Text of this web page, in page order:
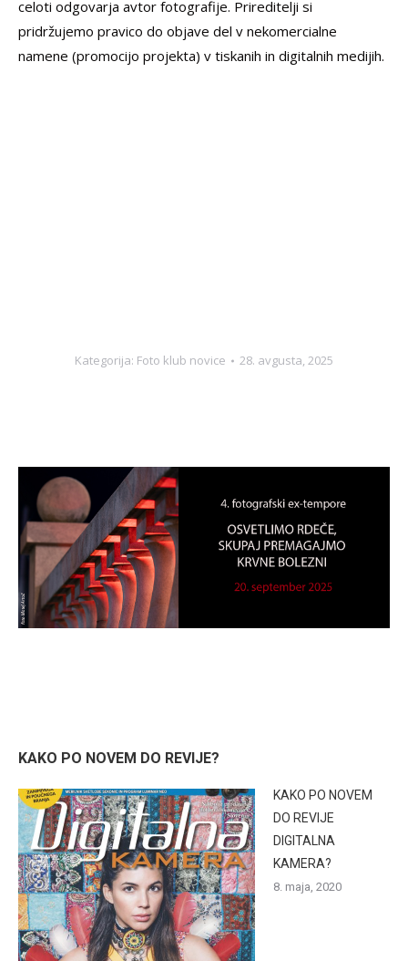
celoti odgovarja avtor fotografije. Prireditelji si
pridržujemo pravico do objave del v nekomercialne
namene (promocijo projekta) v tiskanih in digitalnih medijih.
Kategorija: Foto klub novice 28. avgusta, 2025
KAKO PO NOVEM DO REVIJE?
KAKO PO NOVEM
DO REVIJE
DIGITALNA
KAMERA?
8. maja, 2020